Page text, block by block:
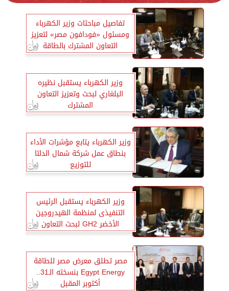
تفاصيل مباحثات وزير الكهرباء
ومسئول «فودافون مصر» لتعزيز
التعاون المشترك بالطاقة
المتجددة
وزير الكهرباء يستقبل نظيره
البلغاري لبحث وتعزيز التعاون
المشترك
وزير الكهرباء يتابع مؤشرات الأداء
بنطاق عمل شركة شمال الدلتا
للتوزيع
وزير الكهرباء يستقبل الرئيس
التنفيذى لمنظمة الهيدروجين
الأخضر GH2 لبحث التعاون
مصر تطلق معرض مصر للطاقة
Egypt Energy بنسخته الـ31..
أكتوبر المقبل